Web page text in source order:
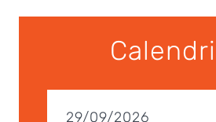
29/09/2026